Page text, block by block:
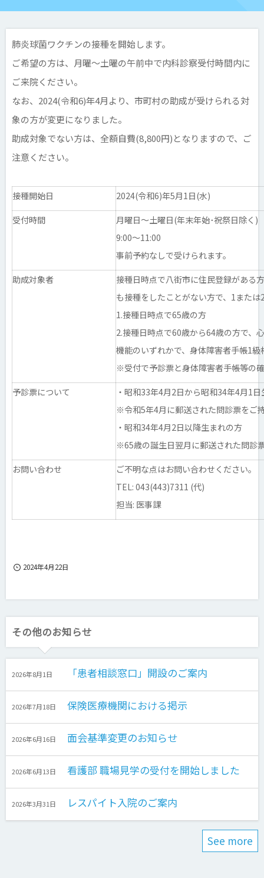
肺炎球菌ワクチンの接種を開始します。
ご希望の方は、月曜～土曜の午前中で内科診察受付時間内に
ご来院ください。
なお、2024(令和6)年4月より、市町村の助成が受けられる対
象の方が変更になりました。
助成対象でない方は、全額自費(8,800円)となりますので、ご
注意ください。
接種開始日 2024(令和6)年5月1日(水)
受付時間
月曜日～土曜日(年末年始･祝祭日除く)
9:00～11:00
事前予約なしで受けられます。
助成対象者
接種日時点で八街市に住民登録がある
も接種をしたことがない方で、1または
1.接種日時点で65歳の方
2.接種日時点で60歳から64歳の方で、
機能のいずれかで、身体障害者手帳1
※受付で予診票と身体障害者手帳等の
予診票について
・昭和33年4月2日から昭和34年4月1
※令和5年4月に郵送された問診票をご
・昭和34年4月2日以降生まれの方
※65歳の誕生日翌月に郵送された問診
お問い合わせ
ご不明な点はお問い合わせください。
TEL: 043(443)7311 (代)
担当: 医事課
2024年4月22日
その他のお知らせ
2026年8月1日 「患者相談窓口」開設のご案内
2026年7月18日 保険医療機関における掲示
2026年6月16日 面会基準変更のお知らせ
2026年6月13日 看護部 職場見学の受付を開始しました
2026年3月31日 レスパイト入院のご案内
See more